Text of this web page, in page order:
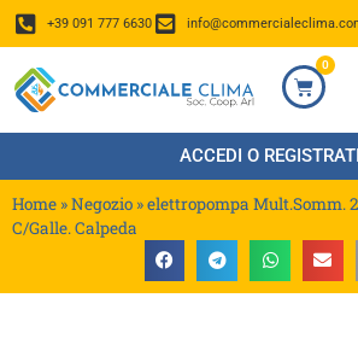
+39 091 777 6630
0
ACCEDI O REGISTRATI
Home »Negozio »elettropompa Mult.Somm.
C/Galle. Calpeda